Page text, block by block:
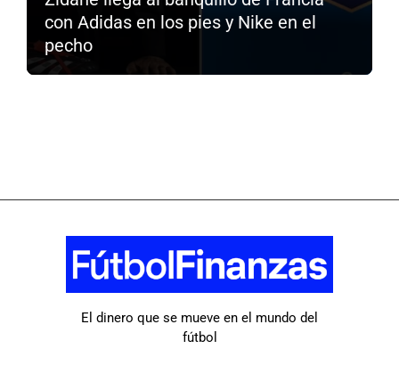
con Adidas en los pies y Nike en el
pecho
El dinero que se mueve en el mundo del
fútbol